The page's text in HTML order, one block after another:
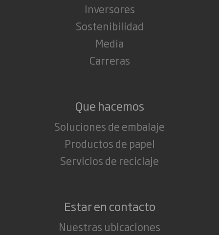
Inversores
Sostenibilidad
Media
Carreras
Que hacemos
Soluciones de embalaje
Productos de papel
Servicios de reciclaje
Estar en contacto
Nuestras ubicaciones